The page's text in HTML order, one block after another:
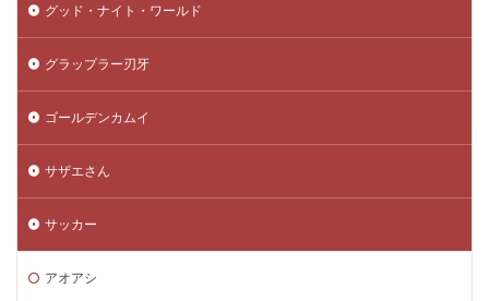
グッド・ナイト・ワールド
グラップラー刃牙
ゴールデンカムイ
サザエさん
サッカー
アオアシ